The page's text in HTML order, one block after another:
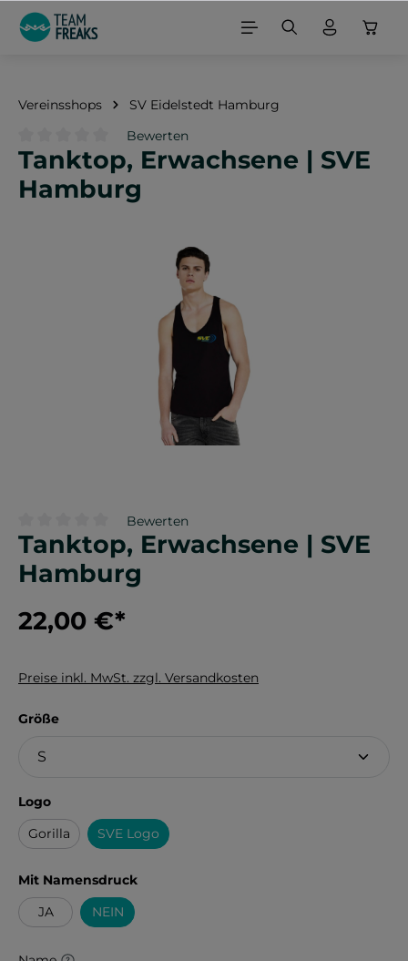
springen
Vereinsshops SV Eidelstedt Hamburg
Durchschnittliche Bewertung von 0 von 5 Sternen
Bewerten
Tanktop, Erwachsene | SVE
Hamburg
Durchschnittliche Bewertung von 0 von 5 Sternen
Bewerten
Tanktop, Erwachsene | SVE
Hamburg
22,00 €*
Preise inkl. MwSt. zzgl. Versandkosten
Größeauswählen
Logoauswählen
Gorilla
SVE Logo
Mit Namensdruckauswählen
JA
NEIN